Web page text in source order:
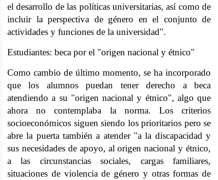
el desarrollo de las políticas universitarias, así como de
incluir la perspectiva de género en el conjunto de
actividades y funciones de la universidad".
Estudiantes: beca por el "origen nacional y étnico"
Como cambio de último momento, se ha incorporado
que los alumnos puedan tener derecho a beca
atendiendo a su "origen nacional y étnico", algo que
ahora no contemplaba la norma. Los criterios
socioeconómicos siguen siendo los prioritarios pero se
abre la puerta también a atender "a la discapacidad y
sus necesidades de apoyo, al origen nacional y étnico,
a las circunstancias sociales, cargas familiares,
situaciones de violencia de género y otras formas de